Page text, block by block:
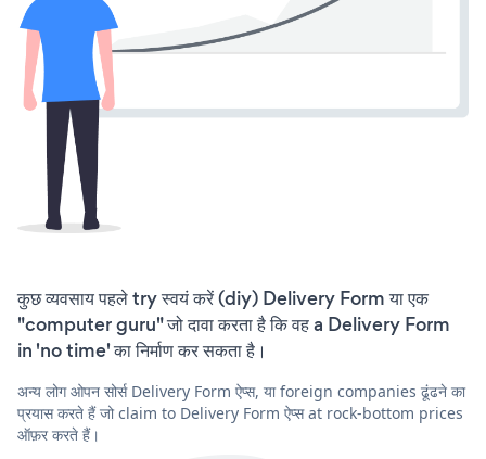
कुछ व्यवसाय पहले try स्वयं करें (diy) Delivery Form या एक
"computer guru" जो दावा करता है कि वह a Delivery Form
in 'no time' का निर्माण कर सकता है।
अन्य लोग ओपन सोर्स Delivery Form ऐप्स, या foreign companies ढूंढने का
प्रयास करते हैं जो claim to Delivery Form ऐप्स at rock-bottom prices
ऑफ़र करते हैं।